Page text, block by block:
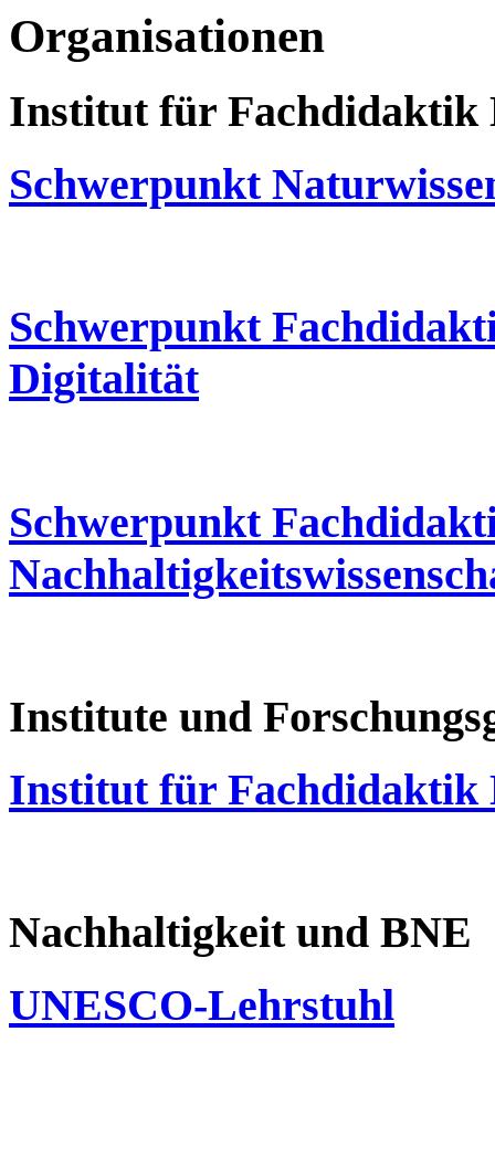
Organisationen
Institut für Fachdidaktik
Schwerpunkt
Schwerpunkt
Digitalität
Schwerpunkt
Institute und
Institut für Fachdidaktik
Nachhaltigkeit und BNE
UNESCO-Lehrstuhl